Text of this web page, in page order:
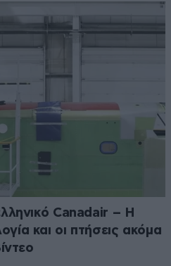
Canadair – Η
και οι πτήσεις ακόμα